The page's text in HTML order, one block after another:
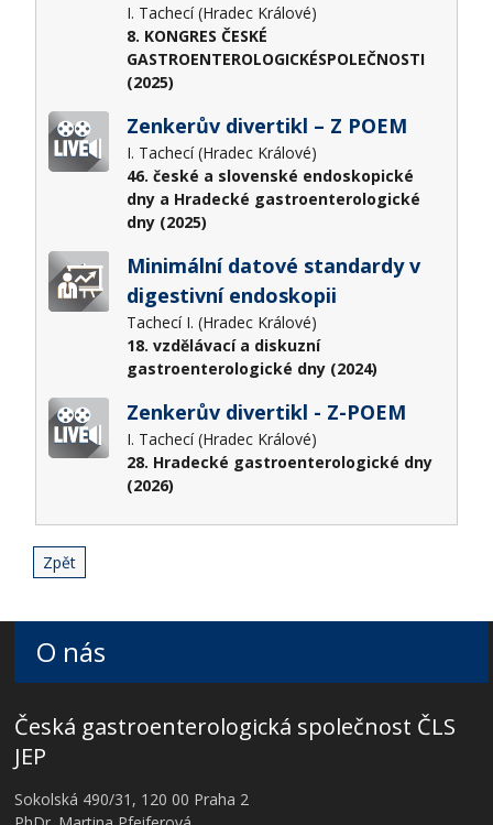
I. Tachecí (Hradec Králové)
8. KONGRES ČESKÉ
GASTROENTEROLOGICKÉSPOLEČNOSTI
(2025)
Zenkerův divertikl – Z POEM
I. Tachecí (Hradec Králové)
46. české a slovenské endoskopické
dny a Hradecké gastroenterologické
dny (2025)
Minimální datové standardy v
digestivní endoskopii
Tachecí I. (Hradec Králové)
18. vzdělávací a diskuzní
gastroenterologické dny (2024)
Zenkerův divertikl - Z-POEM
I. Tachecí (Hradec Králové)
28. Hradecké gastroenterologické dny
(2026)
Zpět
O nás
Česká gastroenterologická společnost ČLS
JEP
Sokolská 490/31, 120 00 Praha 2